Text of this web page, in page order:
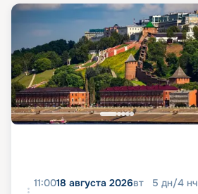
11:0018 августа 2026вт 5 дн/4 нч